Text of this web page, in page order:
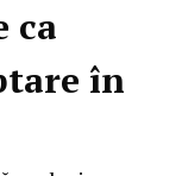
ca
în